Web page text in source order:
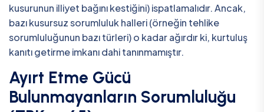
kusurunun illiyet bağını kestiğini) ispatlamalıdır. Ancak,
bazı kusursuz sorumluluk halleri (örneğin tehlike
sorumluluğunun bazı türleri) o kadar ağırdır ki, kurtuluş
kanıtı getirme imkanı dahi tanınmamıştır.
Ayırt Etme Gücü
Bulunmayanların Sorumluluğu